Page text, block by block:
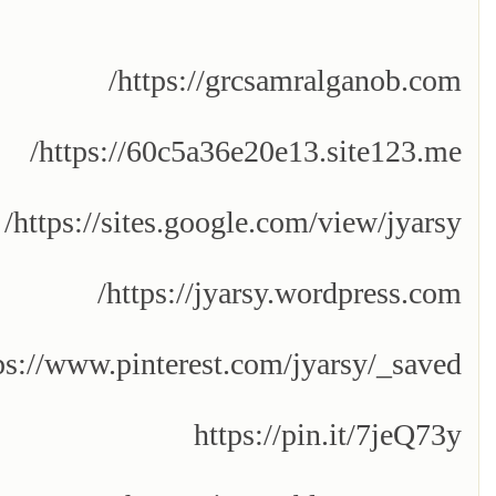
https://grcsamralganob.com/
https://60c5a36e20e13.site123.me/
https://sites.google.com/view/jyarsy/
https://jyarsy.wordpress.com/
www.pinterest.com/jyarsy/_saved/
https://pin.it/7jeQ73y